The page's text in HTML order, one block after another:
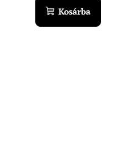
Kosárba